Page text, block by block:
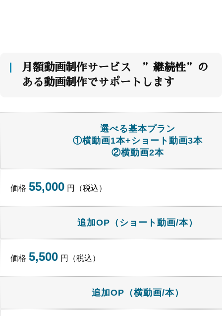
月額動画制作サービス ”継続性”の
ある動画制作でサポートします
選べる基本プラン
①横動画1本+ショート動画3本
②横動画2本
価格 55,000 円（税込）
追加OP（ショート動画/本）
価格 5,500 円（税込）
追加OP（横動画/本）